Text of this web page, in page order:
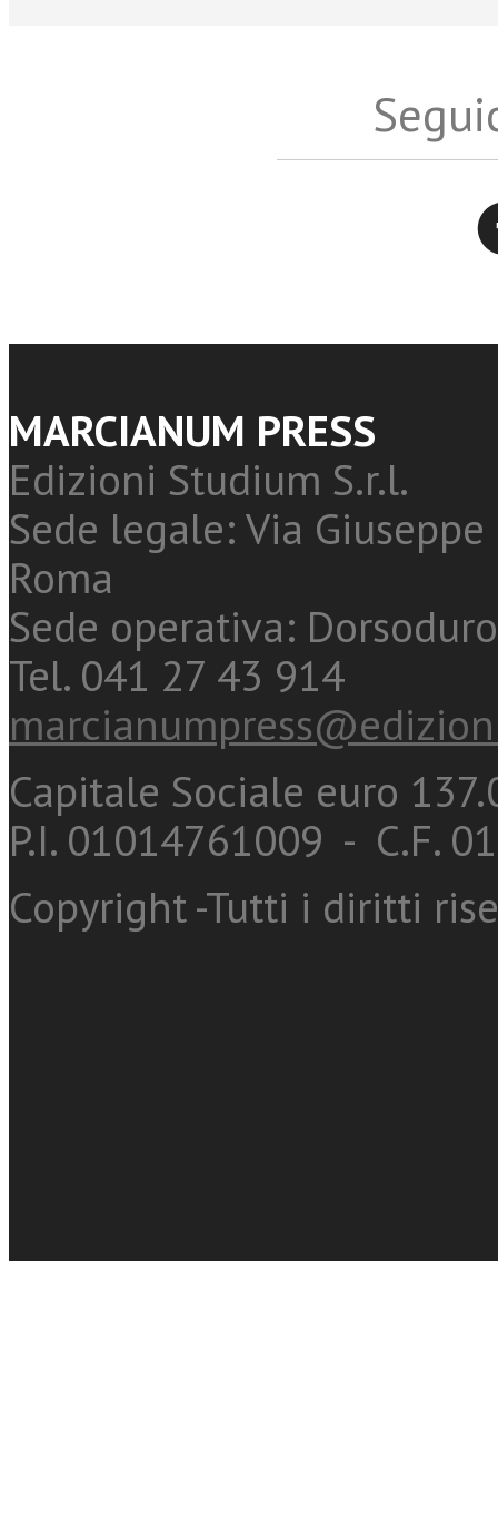
MARCIANUM PRESS
Edizioni Studium S.r.l.
Sede legale: Via
Roma
Sede operativa:
Tel. 041 27 43 914
Capitale Sociale euro
P.I. 01014761009 - C.F.
Copyright -Tutti i diritti